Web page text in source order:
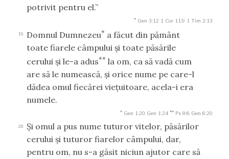
potrivit pentru el.”
* Gen 3:12 1 Cor 11:9 1 Tim 2:13
19 Domnul Dumnezeu* a făcut din pământ
toate fiarele câmpului şi toate păsările
cerului şi le-a adus** la om, ca să vadă cum
are să le numească, şi orice nume pe care-l
dădea omul fiecărei vieţuitoare, acela-i era
numele.
* Gen 1:20 Gen 1:24 ** Ps 8:6 Gen 6:20
20
Şi omul a pus nume tuturor vitelor, păsărilor
cerului şi tuturor fiarelor câmpului, dar,
pentru om, nu s-a găsit niciun ajutor care să